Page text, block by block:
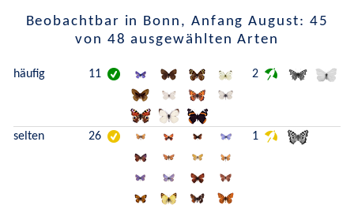
Beobachtbar in Bonn, Anfang August: 45
von 48 ausgewählten Arten
häufig 11 2
selten 26 1